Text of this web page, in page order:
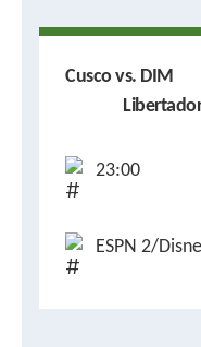
Cusco vs. DIM
23:00
ESPN 2/